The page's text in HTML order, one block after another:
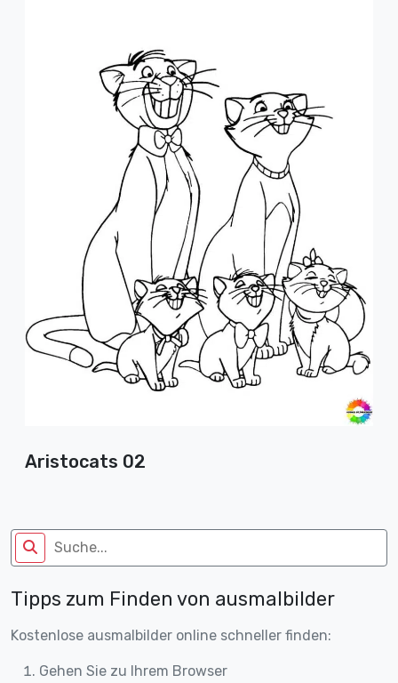
Aristocats 02
Tipps zum Finden von ausmalbilder
Kostenlose ausmalbilder online schneller finden:
Gehen Sie zu Ihrem Browser